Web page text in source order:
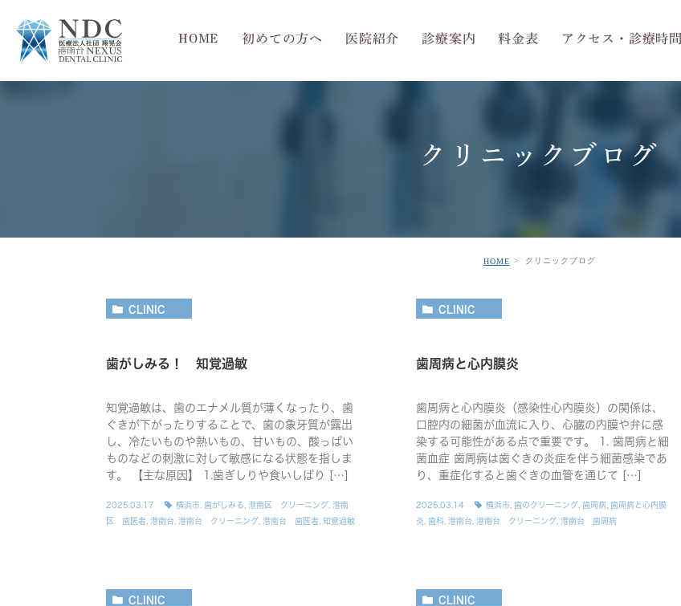
HOME 初めての方へ 医院紹介
歯科医師紹介 矯正担当医紹介 医院紹介
診療案内
審美治療・セラミック 歯周病治療
料金表 アクセス・診療時間
クリニックブログ
HOME クリニックブログ
CLINIC
歯がしみる！ 知覚過敏
知覚過敏は、歯のエナメル質が薄くなったり、歯
ぐきが下がったりすることで、歯の象牙質が露出
し、冷たいものや熱いもの、甘いもの、酸っぱい
ものなどの刺激に対して敏感になる状態を指しま
す。 【主な原因】 1.歯ぎしりや食いしばり […]
2025.03.17 横浜市 歯がしみる 港南区 クリーニング 港南
区 歯医者 港南台 港南台 クリーニング 港南台 歯医者 知覚過敏
CLINIC
歯周病と心内膜炎
歯周病と心内膜炎（感染性心内膜炎）の関係は、
口腔内の細菌が血流に入り、心臓の内膜や弁に感
染する可能性がある点で重要です。 1. 歯周病と細
菌血症 歯周病は歯ぐきの炎症を伴う細菌感染であ
り、重症化すると歯ぐきの血管を通じて […]
2025.03.14 横浜市 ,歯のクリーニング ,歯周病 ,歯周病と心内膜
炎 ,歯科 ,港南台 ,港南台 クリーニング ,港南台 歯周病
CLINIC CLINIC